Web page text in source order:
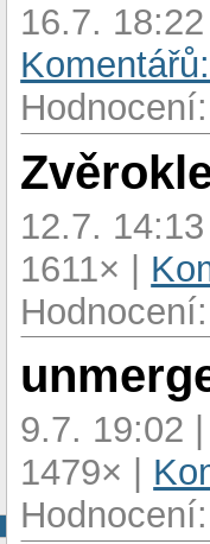
16.7.
12.7.
1611× |
9.7. 19:02
1479× |